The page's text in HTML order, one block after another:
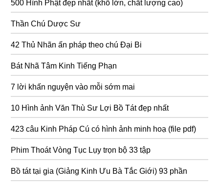
500 Hình Phật đẹp nhất (khổ lớn, chất lượng cao)
Thần Chú Dược Sư
42 Thủ Nhãn ấn pháp theo chú Đại Bi
Bát Nhã Tâm Kinh Tiếng Phạn
7 lời khấn nguyện vào mỗi sớm mai
10 Hình ảnh Văn Thù Sư Lợi Bồ Tát đẹp nhất
423 câu Kinh Pháp Cú có hình ảnh minh hoạ (file pdf)
Phim Thoát Vòng Tục Lụy trọn bộ 33 tập
Bồ tát tại gia (Giảng Kinh Ưu Bà Tắc Giới) 93 phần